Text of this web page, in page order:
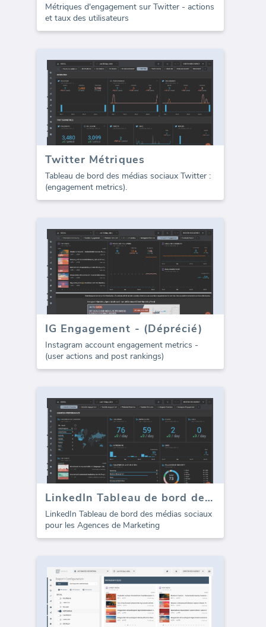
Métriques d'engagement sur Twitter - actions
et taux des utilisateurs
Twitter Métriques
Tableau de bord des médias sociaux Twitter :
(engagement metrics).
IG Engagement - (Déprécié)
Instagram account engagement metrics -
(user actions and post rankings)
LinkedIn Tableau de bord des médias sociaux (template)
LinkedIn Tableau de bord des médias sociaux
pour les Agences de Marketing